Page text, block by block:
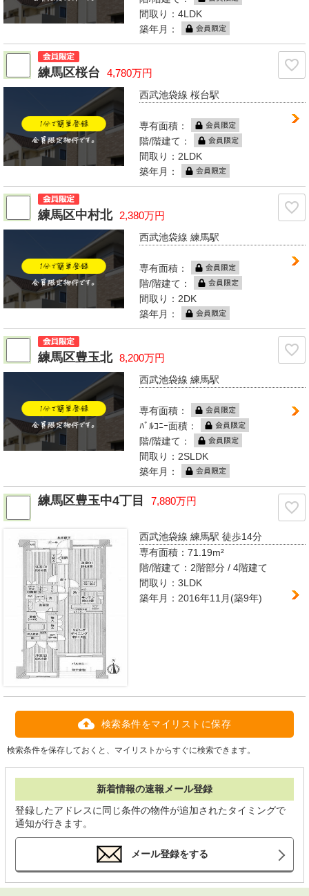
間取り：4LDK
築年月：
練馬区桜台 4,780万円
西武池袋線 桜台駅
専有面積：
階/階建て：
間取り：2LDK
築年月：
練馬区中村北 2,380万円
西武池袋線 練馬駅
専有面積：
階/階建て：
間取り：2DK
築年月：
練馬区豊玉北 8,200万円
西武池袋線 練馬駅
専有面積：
ﾊﾞﾙｺﾆｰ面積：
階/階建て：
間取り：2SLDK
築年月：
練馬区豊玉中4丁目 7,880万円
西武池袋線 練馬駅徒歩14分
専有面積：71.19m²
階/階建て： 2階部分 / 4階建て
間取り：3LDK
築年月：2016年11月(築9年)
検索条件をマイリストに保存
検索条件を保存しておくと、マイリストからすぐに検索できます。
新着情報の速報メール登録
登録したアドレスに同じ条件の物件が追加されたタイミングで
通知が行きます。
メール登録をする